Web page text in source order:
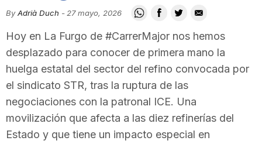
i
u
t
a
By Adrià Duch - 27 mayo, 2026
Hoy en La Furgo de #CarrerMajor nos hemos
desplazado para conocer de primera mano la
huelga estatal del sector del refino convocada por
el sindicato STR, tras la ruptura de las
negociaciones con la patronal ICE. Una
movilización que afecta a las diez refinerías del
Estado y que tiene un impacto especial en